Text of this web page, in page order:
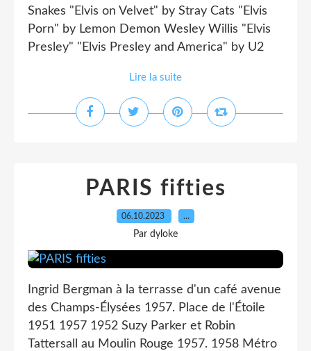
Snakes "Elvis on Velvet" by Stray Cats "Elvis
Porn" by Lemon Demon Wesley Willis "Elvis
Presley" "Elvis Presley and America" by U2
Lire la suite
PARIS fifties
06.10.2023 …
Par dyloke
Ingrid Bergman à la terrasse d'un café avenue
des Champs-Élysées 1957. Place de l'Étoile
1951 1957 1952 Suzy Parker et Robin
Tattersall au Moulin Rouge 1957. 1958 Métro